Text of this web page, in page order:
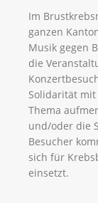
Im
ganzen
Musik gegen
die
Solidarität
Thema
und/oder die
Besucher
sich für
einsetzt.